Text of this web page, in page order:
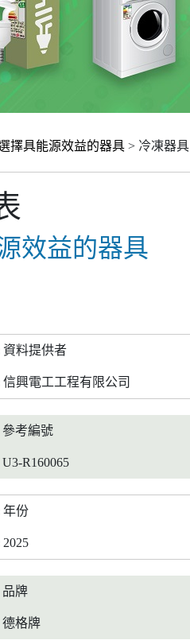
擇具能源效益的器具 > 冷凍器具
效益的器具
資料提供者
信興電工工程有限公司
參考編號
U3-R160065
年份
2025
品牌
德格牌